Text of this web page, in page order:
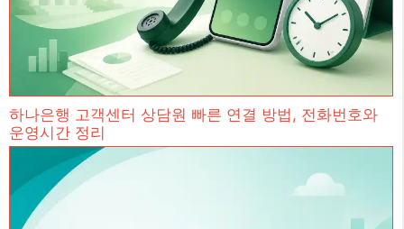
하나은행 고객센터 상담원 빠른 연결 방법, 전화번호와
운영시간 정리